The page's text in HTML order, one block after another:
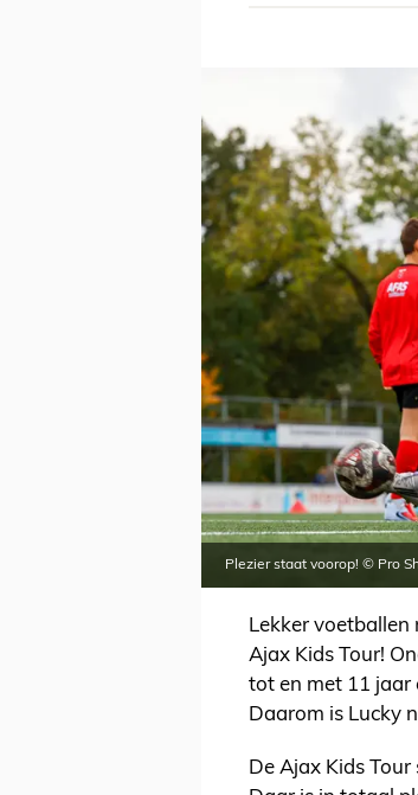
Plezier staat voorop! © Pro
Lekker voetballen
Ajax Kids Tour!
tot en met 11 jaar
Daarom is Lucky
De Ajax Kids